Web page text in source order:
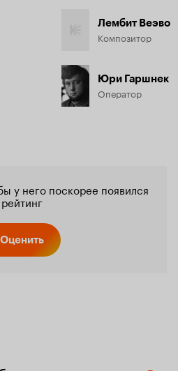
Лембит Веэво
Композитор
Юри Гаршнек
Оператор
у него поскорее появился
рейтинг
Оценить